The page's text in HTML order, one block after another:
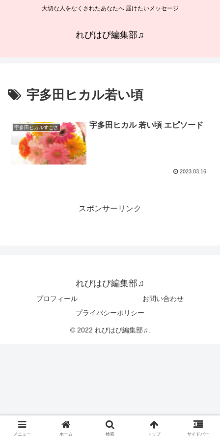
大切な人をなくされたあなたへ 届けたいメッセージ
れびはぴ編集部♫
宇多田ヒカル若い頃
宇多田ヒカルすごさ 宇多田ヒカル 若い頃 エピソード
2023.03.16
スポンサーリンク
れびはぴ編集部♫
プロフィール
お問い合わせ
プライバシーポリシー
© 2022 れびはぴ編集部♫.
メニュー ホーム 検索 トップ サイドバー